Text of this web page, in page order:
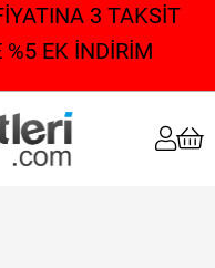
3 TAKSİT
EK İNDİRİM